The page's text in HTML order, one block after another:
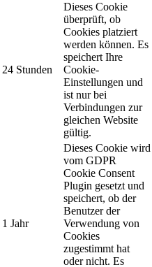
24 Stunden
Dieses Cookie
überprüft, ob
Cookies platziert
werden können. Es
speichert Ihre
Cookie-
Einstellungen und
ist nur bei
Verbindungen zur
gleichen Website
gültig.
1 Jahr
Dieses Cookie wird
vom GDPR
Cookie Consent
Plugin gesetzt und
speichert, ob der
Benutzer der
Verwendung von
Cookies
zugestimmt hat
oder nicht. Es